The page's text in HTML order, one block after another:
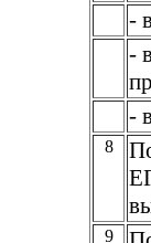
-
-
-
8
9